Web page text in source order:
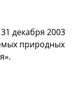
декабря 2003
природных